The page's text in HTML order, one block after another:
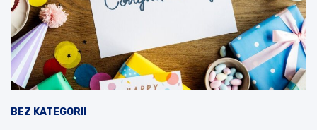
BEZ KATEGORII